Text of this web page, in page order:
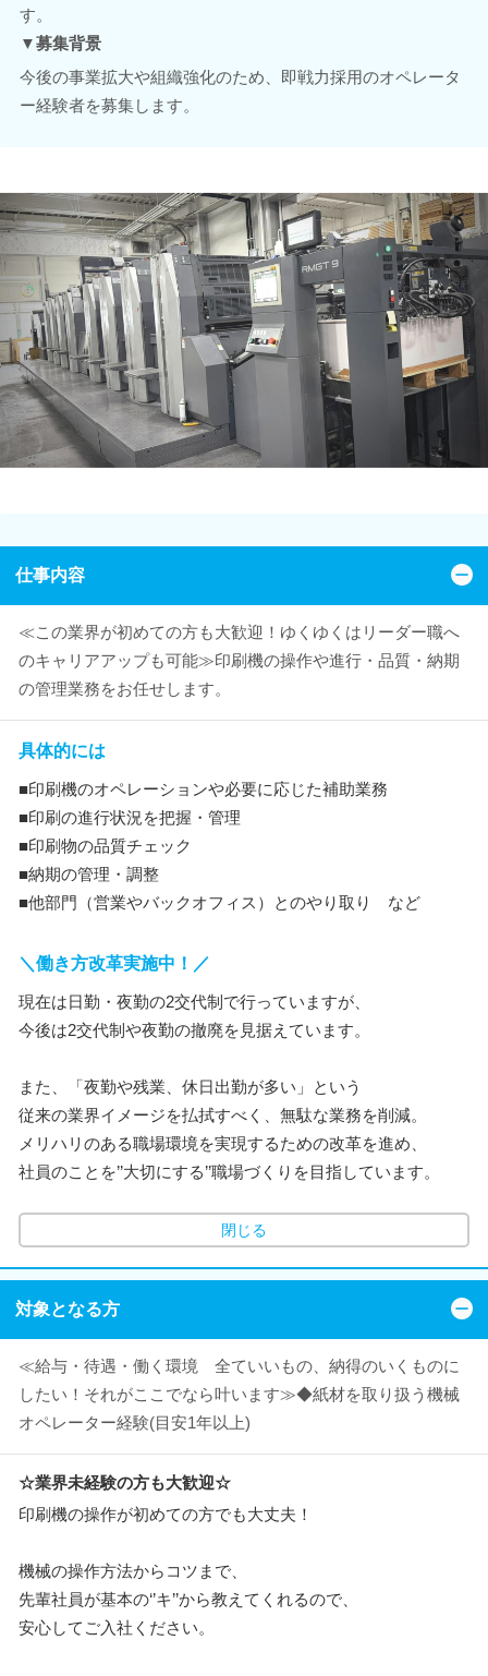
す。
▼募集背景
今後の事業拡大や組織強化のため、即戦力採用のオペレータ
ー経験者を募集します。
仕事内容
≪この業界が初めての方も大歓迎！ゆくゆくはリーダー職へ
のキャリアアップも可能≫印刷機の操作や進行・品質・納期
の管理業務をお任せします。
具体的には
■印刷機のオペレーションや必要に応じた補助業務
■印刷の進行状況を把握・管理
■印刷物の品質チェック
■納期の管理・調整
■他部門（営業やバックオフィス）とのやり取り など
＼働き方改革実施中！／
現在は日勤・夜勤の2交代制で行っていますが、
今後は2交代制や夜勤の撤廃を見据えています。
また、「夜勤や残業、休日出勤が多い」という
従来の業界イメージを払拭すべく、無駄な業務を削減。
メリハリのある職場環境を実現するための改革を進め、
社員のことを’’大切にする’’職場づくりを目指しています。
閉じる
対象となる方
≪給与・待遇・働く環境 全ていいもの、納得のいくものに
したい！それがここでなら叶います≫◆紙材を取り扱う機械
オペレーター経験(目安1年以上)
☆業界未経験の方も大歓迎☆
印刷機の操作が初めての方でも大丈夫！
機械の操作方法からコツまで、
先輩社員が基本の‘’キ’’から教えてくれるので、
安心してご入社ください。